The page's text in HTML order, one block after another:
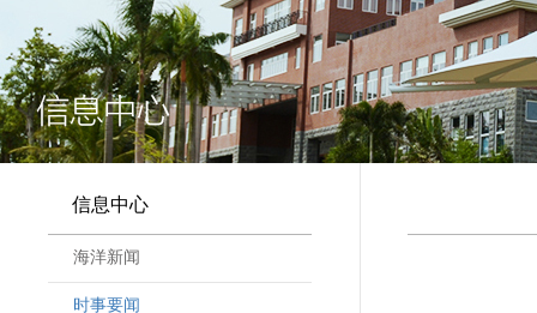
信息中心
海洋新闻
时事要闻